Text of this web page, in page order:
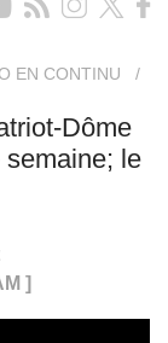
EN CONTINU
/
Dôme
le
]